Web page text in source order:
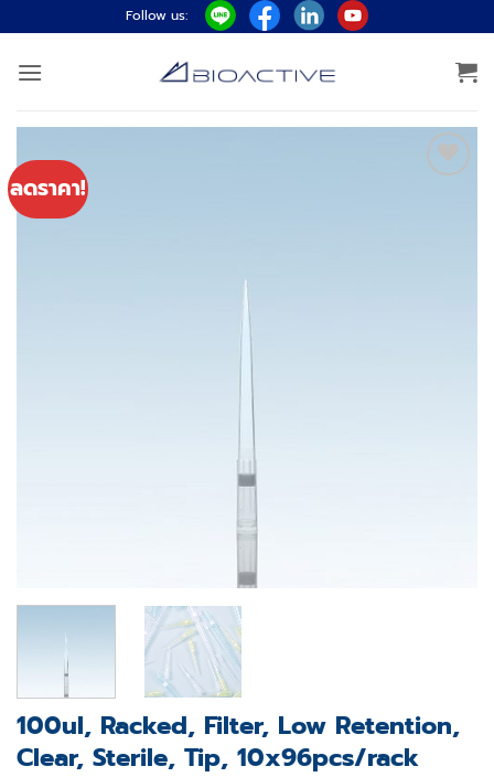
ไป
ยัง
Follow us:
ลดราคา!
100ul, Racked, Filter, Low Retention,
Clear, Sterile, Tip, 10x96pcs/rack